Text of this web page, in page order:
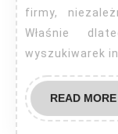
firmy,
Właśnie
wyszukiwarek
READ MORE